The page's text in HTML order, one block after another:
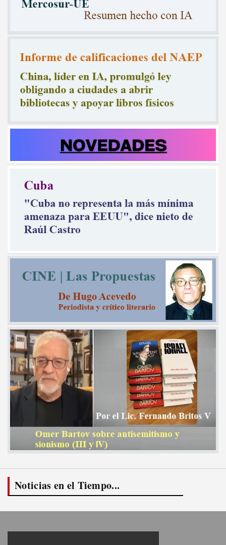
Noticias en el Tiempo...